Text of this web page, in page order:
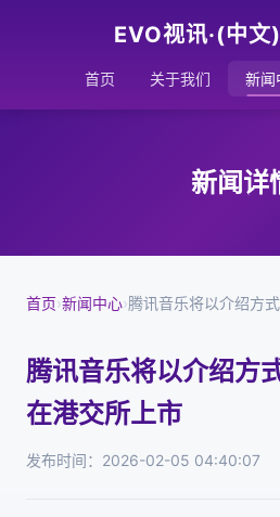
EVO视讯·(中文
首页 关于我们 新闻
新闻详
首页›新闻中心›腾讯音乐将以介绍方
腾讯音乐将以介绍方
在港交所上市
发布时间：2026-02-05 04:40:07